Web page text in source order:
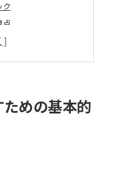
ク
点
法
現
ト
めの基本的